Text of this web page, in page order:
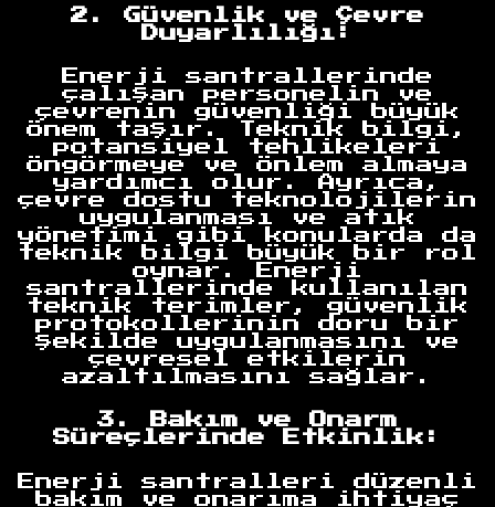
2. Güvenlik ve Çevre
Duyarlılığı:
Enerji santrallerinde
çalışan personelin ve
çevrenin güvenliği büyük
önem taşır. Teknik bilgi,
potansiyel tehlikeleri
öngörmeye ve önlem almaya
yardımcı olur. Ayrıca,
çevre dostu teknolojilerin
uygulanması ve atık
yönetimi gibi konularda da
teknik bilgi büyük bir rol
oynar. Enerji
santrallerinde kullanılan
teknik terimler, güvenlik
protokollerinin doru bir
şekilde uygulanmasını ve
çevresel etkilerin
azaltılmasını sağlar.
3. Bakım ve Onarm
Süreçlerinde Etkinlik:
Enerji santralleri düzenli
bakım ve onarıma ihtiyaç